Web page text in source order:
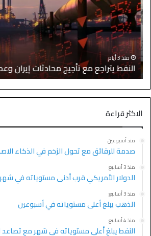
منذ 3 أيام
النفط يتراجع مع تأجيج محادثات إيران
الاكثر قراءة
منذ أسبوعين
صدمة للرقائق مع تحول الزخم في الذكاء
منذ 3 أسابيع
الدولار الأمريكي قرب أدنى مستوياته في
منذ 3 أسابيع
الذهب يبلغ أعلى مستوياته في أسبوعين
منذ 4 أسابيع
النفط يبلغ أعلى مستوياته في شهر مع تصاعد